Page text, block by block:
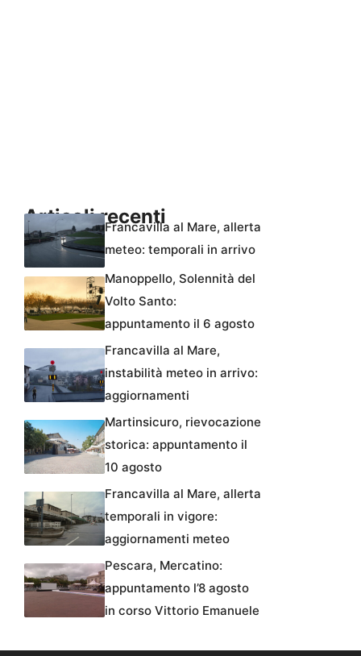
Articoli recentiFrancavilla al Mare, allerta
meteo: temporali in arrivo
Manoppello, Solennità del
Volto Santo:
appuntamento il 6 agosto
Francavilla al Mare,
instabilità meteo in arrivo:
aggiornamenti
Martinsicuro, rievocazione
storica: appuntamento il
10 agosto
Francavilla al Mare, allerta
temporali in vigore:
aggiornamenti meteo
Pescara, Mercatino:
appuntamento l’8 agosto
in corso Vittorio Emanuele